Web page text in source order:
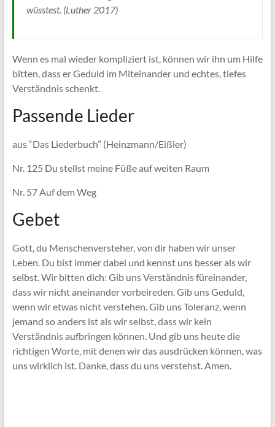
wüsstest. (Luther 2017)
Wenn es mal wieder kompliziert ist, können wir ihn um Hilfe
bitten, dass er Geduld im Miteinander und echtes, tiefes
Verständnis schenkt.
Passende Lieder
aus “Das Liederbuch” (Heinzmann/Eißler)
Nr. 125 Du stellst meine Füße auf weiten Raum
Nr. 57 Auf dem Weg
Gebet
Gott, du Menschenversteher, von dir haben wir unser
Leben. Du bist immer dabei und kennst uns besser als wir
selbst. Wir bitten dich: Gib uns Verständnis füreinander,
dass wir nicht aneinander vorbeireden. Gib uns Geduld,
wenn wir etwas nicht verstehen. Gib uns Toleranz, wenn
jemand so anders ist als wir selbst, dass wir kein
Verständnis aufbringen können. Und gib uns heute die
richtigen Worte, mit denen wir das ausdrücken können, was
uns wirklich ist. Danke, dass du uns verstehst. Amen.